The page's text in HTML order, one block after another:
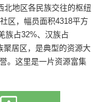
北地区各民族交往的枢纽
区，幅员面积4318平方
族占32%、汉族占
聚居区，是典型的资源大
。这里是一片资源富集